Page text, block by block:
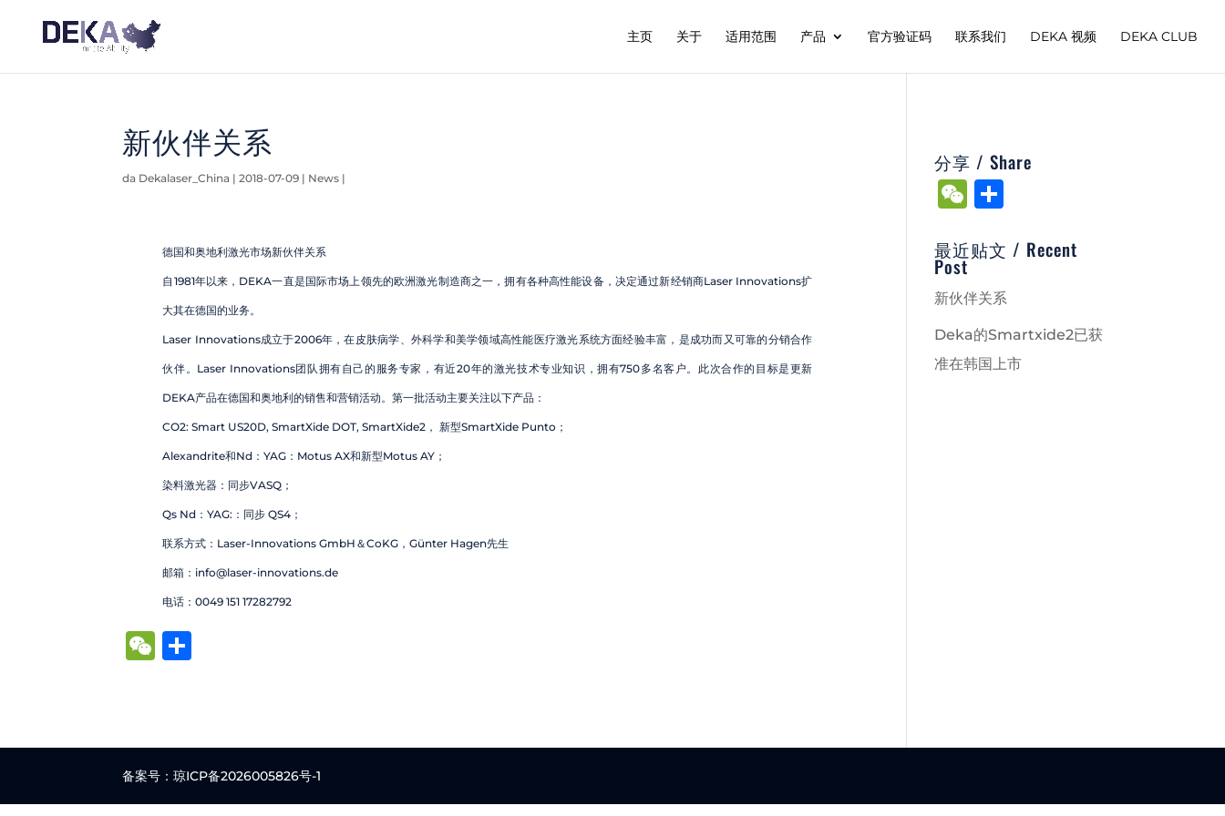
主页 关于 适用范围 产品 官方验证码 联系我们 DEKA 视频 DEKA CLUB
新伙伴关系
da Dekalaser_China |2018-07-09 | News |
德国和奥地利激光市场新伙伴关系
自1981年以来，DEKA一直是国际市场上领先的欧洲激光制造商之一，拥有各种高性能设备，决定通过新经销商Laser Innovations扩
大其在德国的业务。
Laser Innovations成立于2006年，在皮肤病学、外科学和美学领域高性能医疗激光系统方面经验丰富，是成功而又可靠的分销合作
伙伴。Laser Innovations团队拥有自己的服务专家，有近20年的激光技术专业知识，拥有750多名客户。此次合作的目标是更新
DEKA产品在德国和奥地利的销售和营销活动。第一批活动主要关注以下产品：
CO2: Smart US20D, SmartXide DOT, SmartXide2， 新型SmartXide Punto；
Alexandrite和Nd：YAG：Motus AX和新型Motus AY；
染料激光器：同步VASQ；
Qs Nd：YAG:：同步 QS4；
联系方式：Laser-Innovations GmbH＆CoKG，Günter Hagen先生
邮箱：info@laser-innovations.de
电话：0049 151 17282792
W
at
分享 / Share
W
C
h
at
S
ar
e
最近贴文 / Recent
Post
新伙伴关系
Deka的Smartxide2已获
准在韩国上市
备案号：琼ICP备2026005826号-1